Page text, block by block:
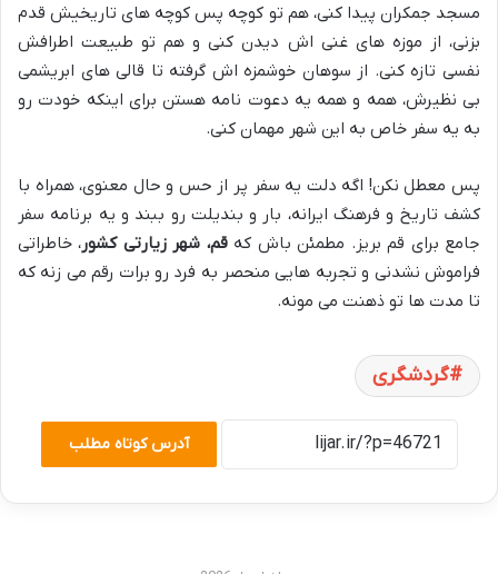
مسجد جمکران پیدا کنی، هم تو کوچه پس کوچه های تاریخیش قدم
بزنی، از موزه های غنی اش دیدن کنی و هم تو طبیعت اطرافش
نفسی تازه کنی. از سوهان خوشمزه اش گرفته تا قالی های ابریشمی
بی نظیرش، همه و همه یه دعوت نامه هستن برای اینکه خودت رو
به یه سفر خاص به این شهر مهمان کنی.
پس معطل نکن! اگه دلت یه سفر پر از حس و حال معنوی، همراه با
کشف تاریخ و فرهنگ ایرانه، بار و بندیلت رو ببند و یه برنامه سفر
جامع برای قم بریز. مطمئن باش کهقم، شهر زیارتی کشور، خاطراتی
فراموش نشدنی و تجربه هایی منحصر به فرد رو برات رقم می زنه که
تا مدت ها تو ذهنت می مونه.
گردشگری
آدرس کوتاه مطلب